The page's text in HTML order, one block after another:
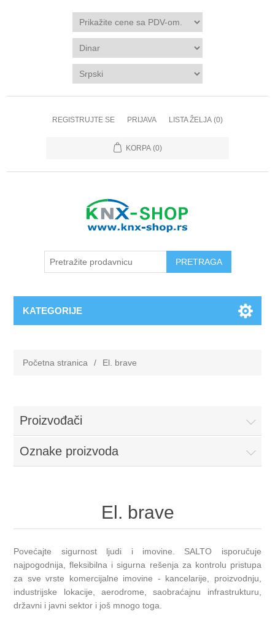
REGISTRUJTE SE PRIJAVA LISTA ŽELJA (0)
KORPA (0)
KATEGORIJE
Početna stranica / El. brave
Proizvođači
Oznake proizvoda
El. brave
Povećajte sigurnost ljudi i imovine. SALTO isporučuje
najpogodnija, fleksibilna i sigurna rešenja za kontrolu pristupa
za sve vrste komercijalne imovine - kancelarije, proizvodnju,
industrijske lokacije, aerodrome, saobraćajnu infrastrukturu,
državni i javni sektor i još mnogo toga.